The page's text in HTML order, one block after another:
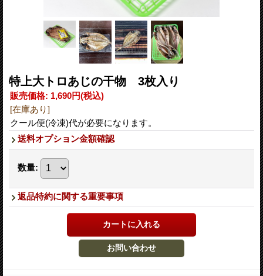
特上大トロあじの干物 3枚入り
販売価格: 1,690円(税込)
[在庫あり]
クール便(冷凍)代が必要になります。
送料オプション金額確認
数量:
返品特約に関する重要事項